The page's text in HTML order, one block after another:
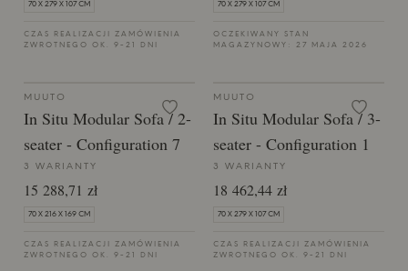
70 X 279 X 107 CM
CZAS REALIZACJI ZAMÓWIENIA
ZWROTNEGO OK. 9-21 DNI
70 X 279 X 107 CM
OCZEKIWANY STAN
MAGAZYNOWY: 27 MAJA 2026
MUUTO
In Situ Modular Sofa / 2-
seater - Configuration 7
3 WARIANTY
15 288,71 zł
70 X 216 X 169 CM
CZAS REALIZACJI ZAMÓWIENIA
ZWROTNEGO OK. 9-21 DNI
MUUTO
In Situ Modular Sofa / 3-
seater - Configuration 1
3 WARIANTY
18 462,44 zł
70 X 279 X 107 CM
CZAS REALIZACJI ZAMÓWIENIA
ZWROTNEGO OK. 9-21 DNI